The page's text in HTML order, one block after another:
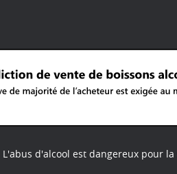
L'abus d'alcool est dangereux pour la